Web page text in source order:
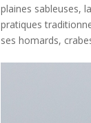
plaines sableuses,
pratiques
ses homards,